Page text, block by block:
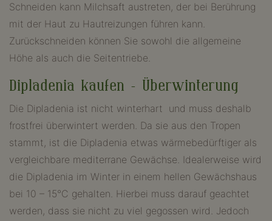
Schneiden kann Milchsaft austreten, der bei Berührung
mit der Haut zu Hautreizungen führen kann.
Zurückschneiden können Sie sowohl die allgemeine
Höhe als auch die Seitentriebe.
Dipladenia kaufen – Überwinterung
Die Dipladenia ist nicht winterhart und muss deshalb
frostfrei überwintert werden. Da sie aus den Tropen
stammt, ist die Dipladenia etwas wärmebedürftiger als
vergleichbare mediterrane Gewächse. Idealerweise wird
die Dipladenia im Winter in einem hellen Gewächshaus
bei 10 – 15°C gehalten. Hierbei muss darauf geachtet
werden, dass sie nicht zu viel gegossen wird. Jedoch